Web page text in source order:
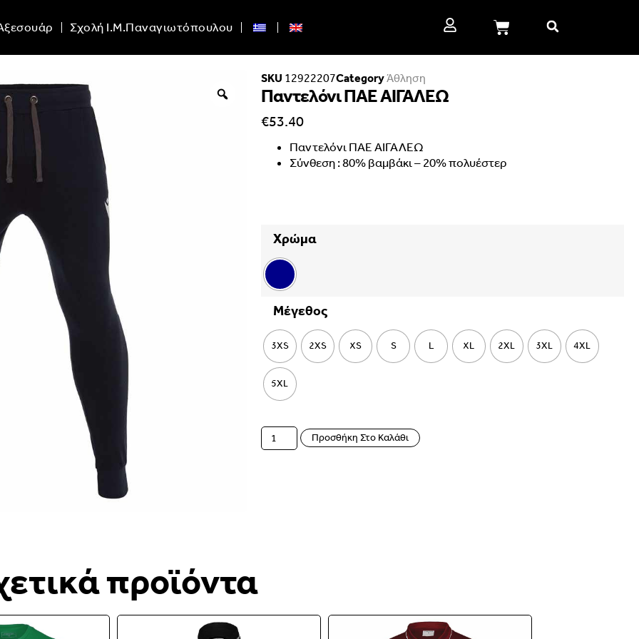
Σχολή Ι.Μ.Παναγιωτόπουλου
SKU 12922207CategoryΆθληση
Παντελόνι ΠΑΕ ΑΙΓΑΛΕΩ
€53.40
Παντελόνι ΠΑΕ ΑΙΓΑΛΕΩ
Σύνθεση : 80% βαμβάκι – 20% πολυέστερ
Χρώμα
Μέγεθος
3XS 2XS XS S L XL 2XL 3XL 4XL
5XL
Προσθήκη Στο Καλάθι
προϊόντα